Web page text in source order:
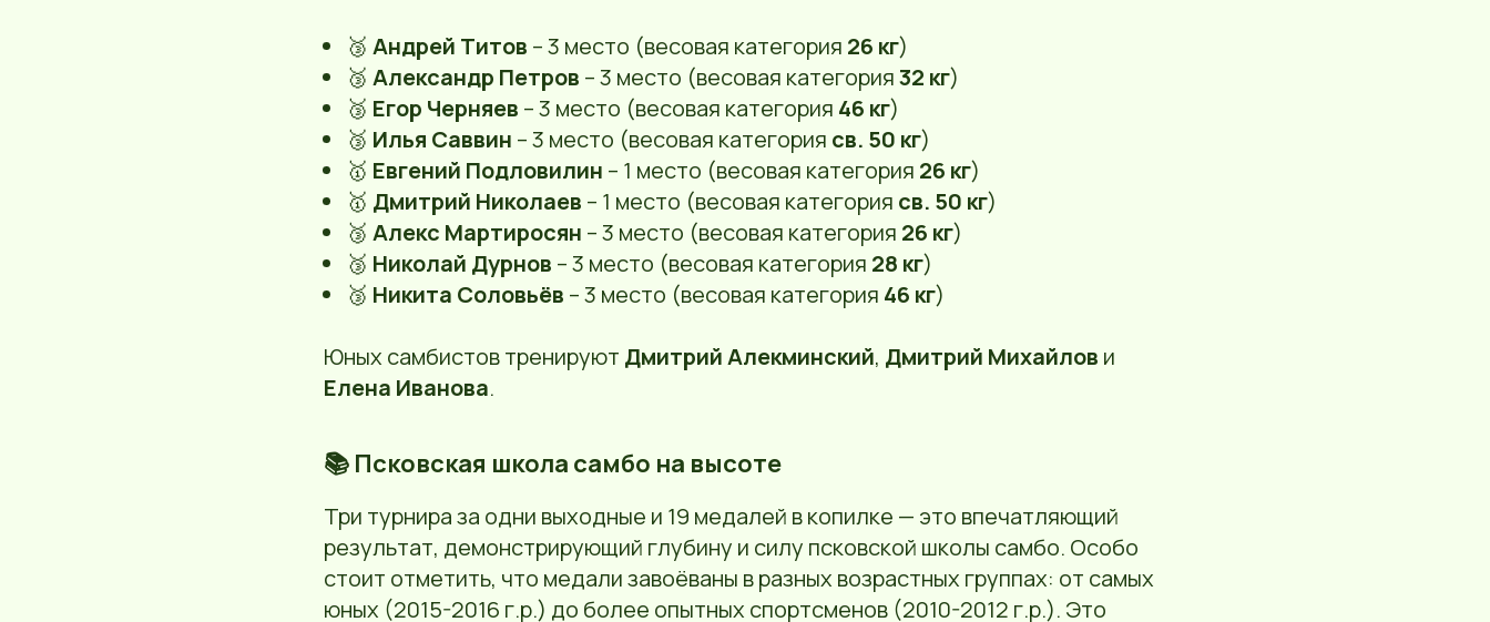
🥉 Андрей Титов – 3 место (весовая категория 26 кг)
🥉 Александр Петров – 3 место (весовая категория32 кг)
🥉 Егор Черняев – 3 место (весовая категория 46 кг)
🥉 Илья Саввин – 3 место (весовая категория св. 50 кг)
🥇 Евгений Подловилин – 1 место (весовая категория 26 кг)
🥇 Дмитрий Николаев – 1 место (весовая категория св. 50 кг)
🥉 Алекс Мартиросян – 3 место (весовая категория 26 кг)
🥉 Николай Дурнов – 3 место (весовая категория 28 кг)
🥉 Никита Соловьёв – 3 место (весовая категория 46 кг)
Юных самбистов тренируют Дмитрий Алекминский, Дмитрий Михайлов и
Елена Иванова.
📚 Псковская школа самбо на высоте
Три турнира за одни выходные и 19 медалей в копилке — это впечатляющий
результат, демонстрирующий глубину и силу псковской школы самбо. Особо
стоит отметить, что медали завоёваны в разных возрастных группах: от самых
юных (2015-2016 г.р.) до более опытных спортсменов (2010-2012 г.р.). Это